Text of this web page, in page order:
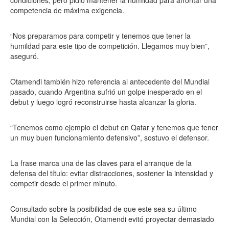
competencia de máxima exigencia.
“Nos preparamos para competir y tenemos que tener la
humildad para este tipo de competición. Llegamos muy bien”,
aseguró.
Otamendi también hizo referencia al antecedente del Mundial
pasado, cuando Argentina sufrió un golpe inesperado en el
debut y luego logró reconstruirse hasta alcanzar la gloria.
“Tenemos como ejemplo el debut en Qatar y tenemos que tener
un muy buen funcionamiento defensivo”, sostuvo el defensor.
La frase marca una de las claves para el arranque de la
defensa del título: evitar distracciones, sostener la intensidad y
competir desde el primer minuto.
Consultado sobre la posibilidad de que este sea su último
Mundial con la Selección, Otamendi evitó proyectar demasiado